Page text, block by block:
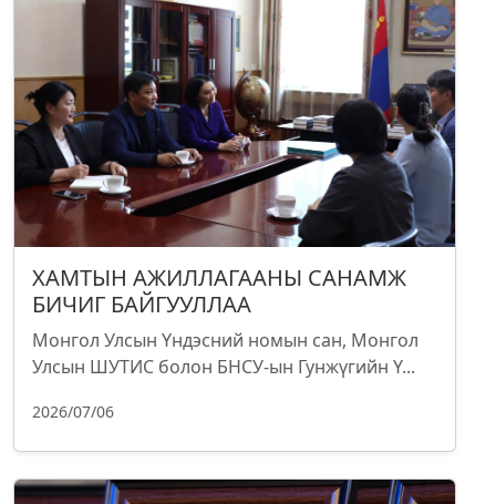
ХАМТЫН АЖИЛЛАГААНЫ САНАМЖ
БИЧИГ БАЙГУУЛЛАА
Монгол Улсын Үндэсний номын сан, Монгол
Улсын ШУТИС болон БНСУ-ын Гунжүгийн Ү...
2026/07/06